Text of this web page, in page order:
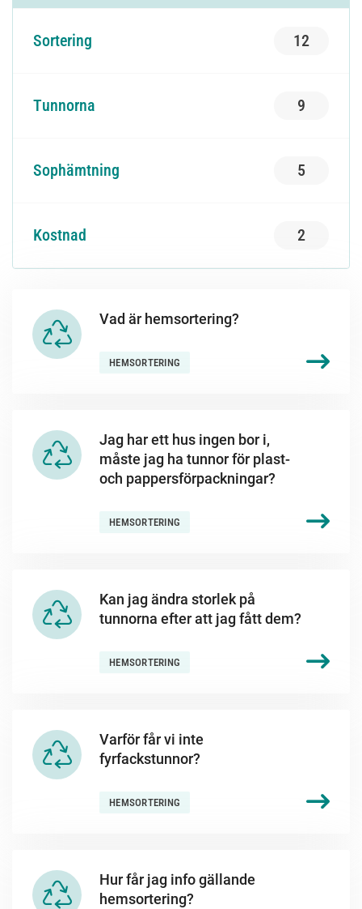
sortering 12
tunnorna 9
sophämtning 5
kostnad 2
Vad är hemsortering?
HEMSORTERING
Jag har ett hus ingen bor i,
måste jag ha tunnor för plast-
och pappersförpackningar?
HEMSORTERING
Kan jag ändra storlek på
tunnorna efter att jag fått dem?
HEMSORTERING
Varför får vi inte
fyrfackstunnor?
HEMSORTERING
Hur får jag info gällande
hemsortering?